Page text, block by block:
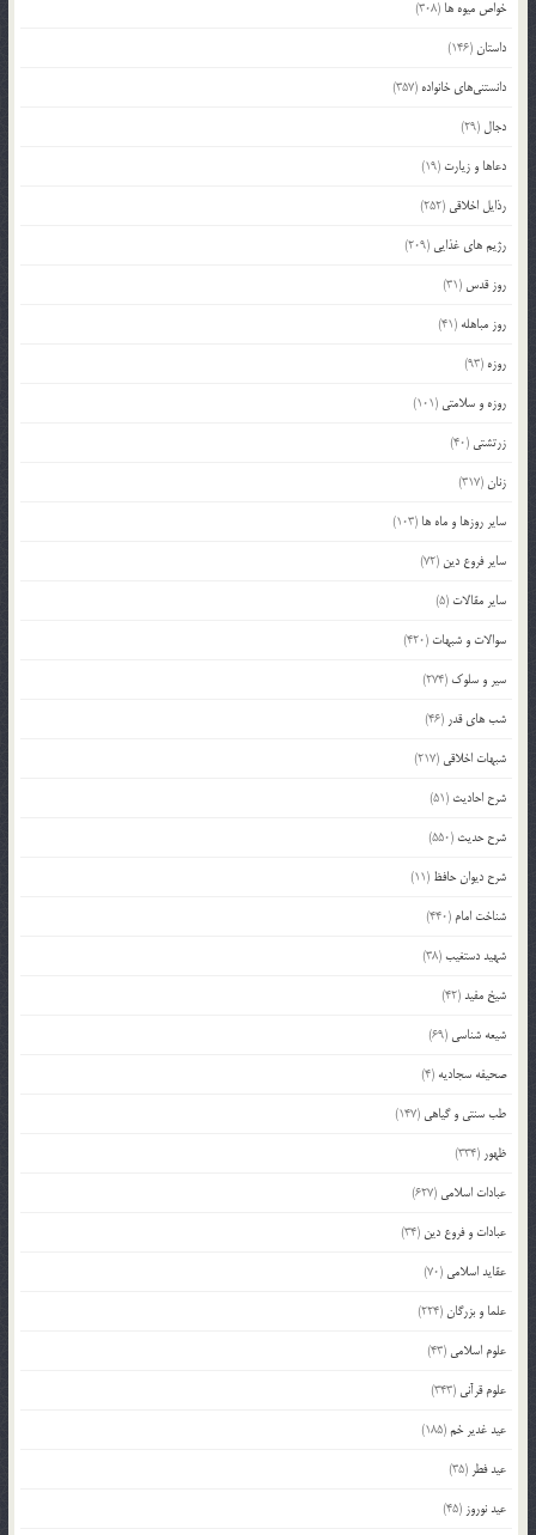
خواص میوه ها (308)
داستان(146)
دانستنی‌های خانواده (357)
دجال (29)
دعاها و زیارت (19)
رذایل اخلاقی (252)
رژیم های غذایی (209)
روز قدس (31)
روز مباهله (41)
روزه (93)
روزه و سلامتی (101)
زرتشتی (40)
زنان(317)
سایر روزها و ماه ها (103)
سایر فروع دین (72)
سایر مقالات (5)
سوالات و شبهات (420)
سیر و سلوک (274)
شب های قدر (46)
شبهات اخلاقی (217)
شرح احادیث (51)
شرح حدیث (550)
شرح دیوان حافظ (11)
شناخت امام (440)
شهید دستغیب(38)
شیخ مفید(42)
شیعه شناسی (69)
صحیفه سجادیه (4)
طب سنتی و گیاهی (147)
ظهور (334)
عبادات اسلامی (627)
عبادات و فروع دین (34)
عقاید اسلامی (70)
علما و بزرگان(224)
علوم اسلامی (43)
علوم قرآنی (343)
عید غدیر خم(185)
عید فطر (35)
عید نوروز (45)